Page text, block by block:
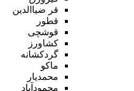
قر ضیاالدین
قطور
قوشچی
کشاورز
گردکشانه
ماکو
محمدیار
محمودآباد